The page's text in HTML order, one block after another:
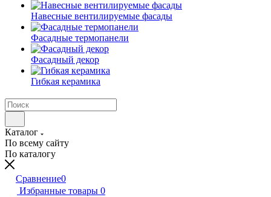
Навесные вентилируемые фасады
Фасадные термопанели
Фасадный декор
Гибкая керамика
Каталог
По всему сайту
По каталогу
Сравнение0
Избранные товары 0